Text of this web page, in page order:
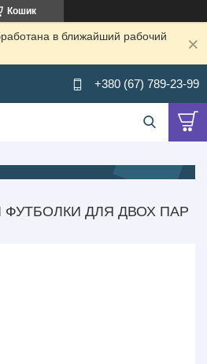
Кошик
в ближайший рабочий
+380 (67) 789-23-99
ДЛЯ ДВОХ ПАР